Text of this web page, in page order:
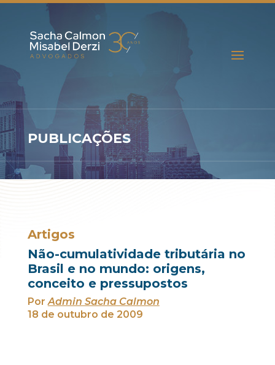
PUBLICAÇÕES
Artigos
Não-cumulatividade tributária no
Brasil e no mundo: origens,
conceito e pressupostos
PorAdmin Sacha Calmon
18 de outubro de 2009